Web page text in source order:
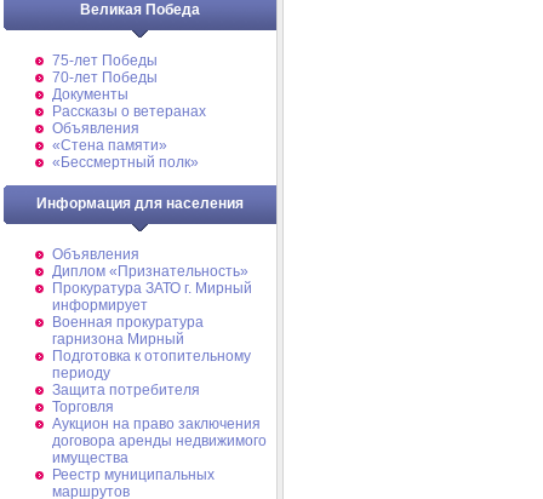
Великая Победа
75-лет Победы
70-лет Победы
Документы
Рассказы о ветеранах
Объявления
«Стена памяти»
«Бессмертный полк»
Информация для населения
Объявления
Диплом «Признательность»
Прокуратура ЗАТО г. Мирный
информирует
Военная прокуратура
гарнизона Мирный
Подготовка к отопительному
периоду
Защита потребителя
Торговля
Аукцион на право заключения
договора аренды недвижимого
имущества
Реестр муниципальных
маршрутов